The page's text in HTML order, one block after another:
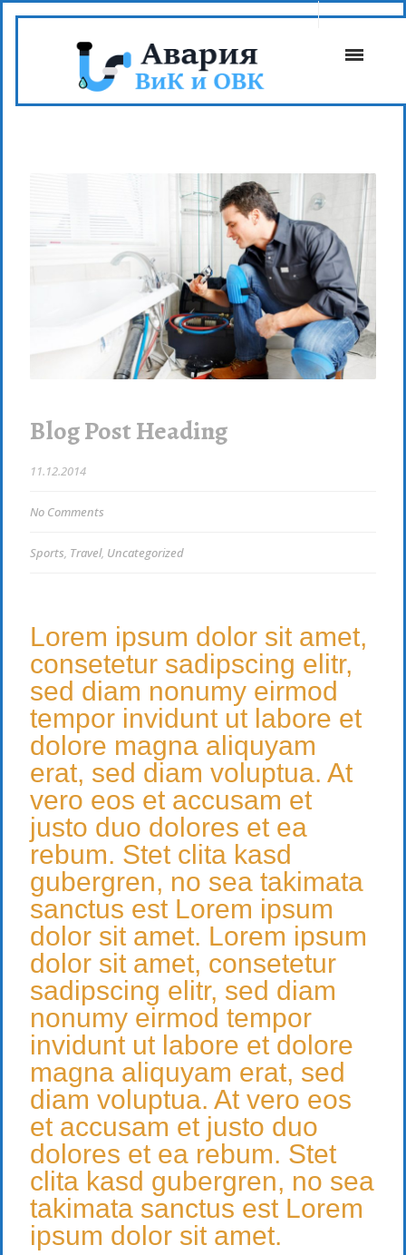
Blog Post Heading
11.12.2014
No Comments
Sports, Travel, Uncategorized
Lorem ipsum dolor sit amet,
consetetur sadipscing elitr,
sed diam nonumy eirmod
tempor invidunt ut labore et
dolore magna aliquyam
erat, sed diam voluptua. At
vero eos et accusam et
justo duo dolores et ea
rebum. Stet clita kasd
gubergren, no sea takimata
sanctus est Lorem ipsum
dolor sit amet. Lorem ipsum
dolor sit amet, consetetur
sadipscing elitr, sed diam
nonumy eirmod tempor
invidunt ut labore et dolore
magna aliquyam erat, sed
diam voluptua. At vero eos
et accusam et justo duo
dolores et ea rebum. Stet
clita kasd gubergren, no sea
takimata sanctus est Lorem
ipsum dolor sit amet.